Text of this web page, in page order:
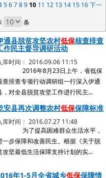
5 6 7 8 9 10 11 12 13 14 15 16 下一
条
通县脱贫攻坚农村低保核查排查
作民主督导调研活动
库时间： 2016.09.06 11:15
2016年8月23日上午，省低保
查排查专项行动调研组一行深入伊通
，对全县脱贫攻坚工作进行民主...
安县再次调整农村低保保障标准
库时间： 2016.07.27 11:48
为了提高困难群众生活水平，
一步保障和改善民生。根据《关于脱
攻坚最低生活保障支持计划的实...
年1-5月全省城乡低保保障情